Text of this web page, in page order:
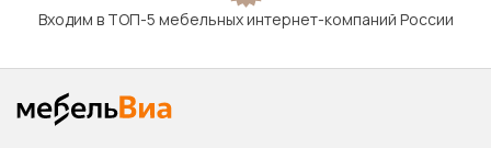
Входим в ТОП-5 мебельных интернет-компаний России